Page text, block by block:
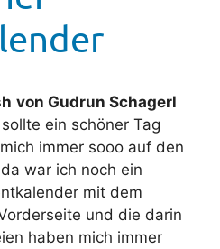
von Gudrun Schagerl
ein schöner Tag
immer sooo auf den
war ich noch ein
mit dem
und die darin
haben mich immer